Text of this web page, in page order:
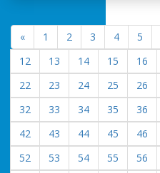
« 1 2 3 4 5
12
13 14 15 16
22
23 24 25 26
32
33 34 35 36
42
43 44 45 46
52
53 54 55 56